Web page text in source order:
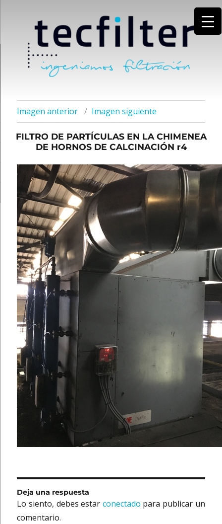
Imagen anterior Imagen siguiente
FILTRO DE PARTÍCULAS EN LA CHIMENEA
DE HORNOS DE CALCINACIÓN r4
Deja una respuesta
Lo siento, debes estar conectado para publicar un
comentario.